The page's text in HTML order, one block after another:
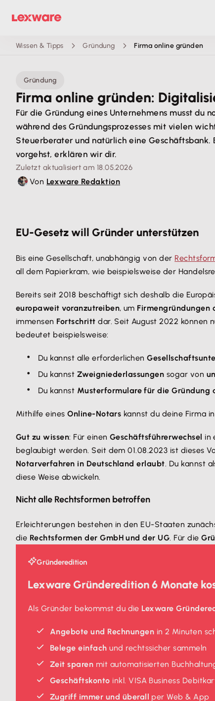
Wissen & Tipps Gründung Firma online gründen
Gründung
Firma online gründen:
Für die Gründung eines Unternehmens musst du
während des Gründungsprozesses mit vielen
Steuerberater und natürlich eine
vorgehst, erklären wir dir.
Zuletzt aktualisiert am 18.05.2026
Von Lexware Redaktion
EU-Gesetz will Gründer unterstützen
Bis eine Gesellschaft, unabhängig von der
all dem Papierkram, wie beispielsweise der
Bereits seit 2018 beschäftigt sich deshalb die
europaweit voranzutreiben, um Firmengründungen
immensen Fortschritt dar. Seit August 2022 können
bedeutet beispielsweise:
Du kannst alle erforderlichen
Du kannst Zweigniederlassungen sogar von
Du kannst Musterformulare für die Gründung
Mithilfe eines Online-Notars kannst du deine Firma
Gut zu wissen: Für einenGeschäftsführerwechsel in
beglaubigt werden. Seit dem 01.08.2023 ist dieses
Notarverfahren in Deutschland erlaubt. Du kannst
diese Weise abwickeln.
Nicht alle Rechtsformen betroffen
Erleichterungen bestehen in den EU-Staaten
die Rechtsformen der GmbH und der UG. Für die
Gründeredition
Lexware Gründeredition 6 Monate
Als Gründer bekommst du die Lexware
Angebote und Rechnungen in 2 Minuten
Belege einfach und rechtssicher sammeln
Zeit sparen mit automatisierten
Geschäftskonto inkl. VISA Business
Zugriff immer und überall per Web & App